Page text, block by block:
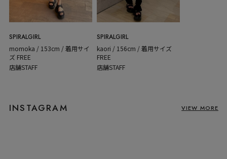
SPIRALGIRL
momoka / 153cm / 着用サイ
ズ FREE
店舗STAFF
SPIRALGIRL
kaori / 156cm / 着用サイズ
FREE
店舗STAFF
INSTAGRAM VIEW MORE